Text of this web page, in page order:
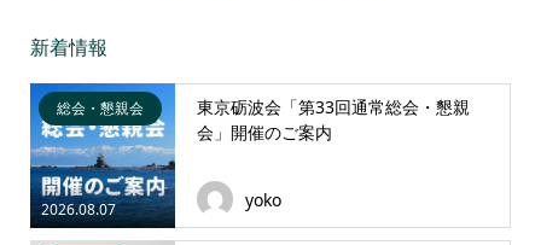
新着情報
2026.08.07
総会・懇親会
東京砺波会「第33回通常総会・懇親
会」開催のご案内
yoko